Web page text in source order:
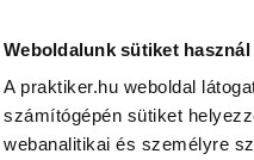
Weboldalunk sütiket használ
A praktiker.hu weboldal
számítógépén sütiket
webanalitikai és személyre
KATEGÓRIÁK
Nyereményjáték